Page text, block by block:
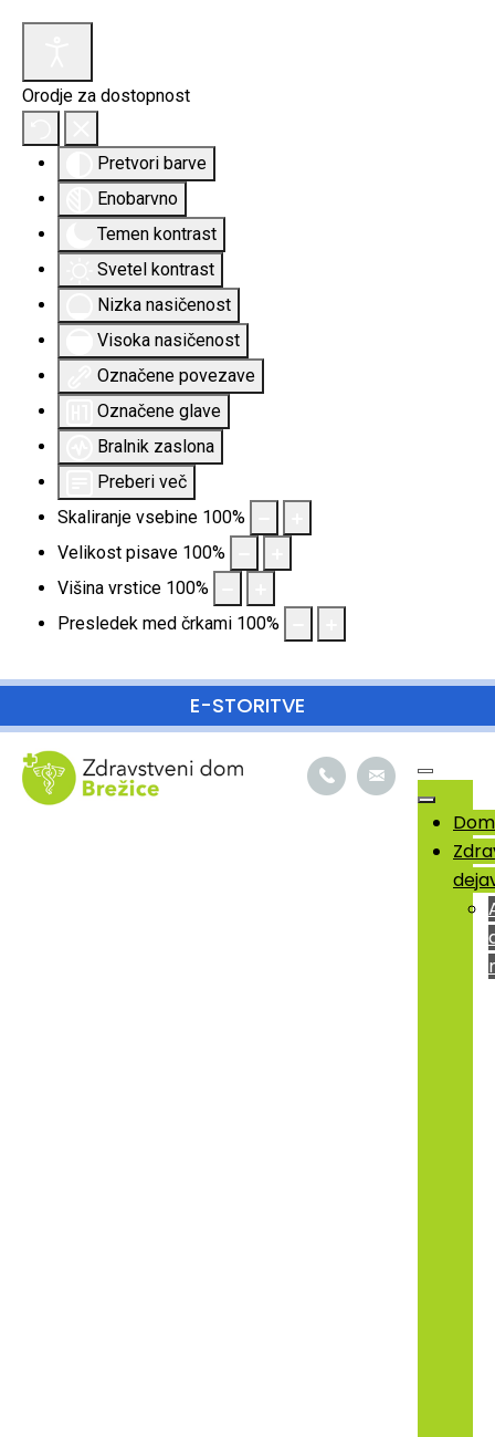
Orodje za dostopnost
Pretvori barve
Enobarvno
Temen kontrast
Svetel kontrast
Nizka nasičenost
Visoka nasičenost
Označene povezave
Označene glave
Bralnik zaslona
Preberi več
Skaliranje vsebine 100%
Velikost pisave 100%
Višina vrstice 100%
Presledek med črkami 100%
SKOČI DO OSREDNJE VSEBINE
E-STORITVE